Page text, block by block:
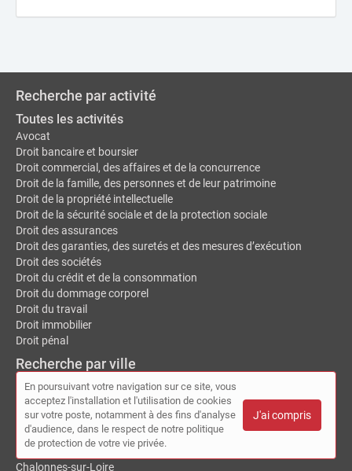
Recherche par activité
Toutes les activités
Avocat
Droit bancaire et boursier
Droit commercial, des affaires et de la concurrence
Droit de la famille, des personnes et de leur patrimoine
Droit de la propriété intellectuelle
Droit de la sécurité sociale et de la protection sociale
Droit des assurances
Droit des garanties, des suretés et des mesures d’exécution
Droit des sociétés
Droit du crédit et de la consommation
Droit du dommage corporel
Droit du travail
Droit immobilier
Droit pénal
Recherche par ville
Toutes les villes
Auray
Bordeaux
Bourg-la-Reine
Cannes
Chalonnes-sur-Loire
En poursuivant votre navigation sur ce site, vous
acceptez l'installation et l'utilisation de cookies
sur votre poste, notamment à des fins d'analyse
d'audience, dans le respect de notre politique
de protection de votre vie privée.
J'ai compris